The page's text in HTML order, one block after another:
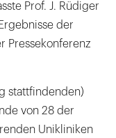
Prof. J. Rüdiger
der
Pressekonferenz
stattfindenden)
von 28 der
Unikliniken